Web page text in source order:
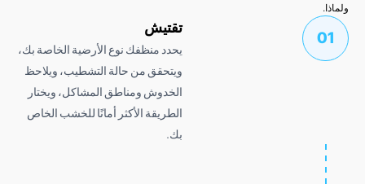
يحدد منظفك نوع الأرضية الخاصة بك،
ويتحقق من حالة التشطيب، ويلاحظ
الخدوش ومناطق المشاكل، ويختار
الطريقة الأكثر أمانًا للخشب الخاص